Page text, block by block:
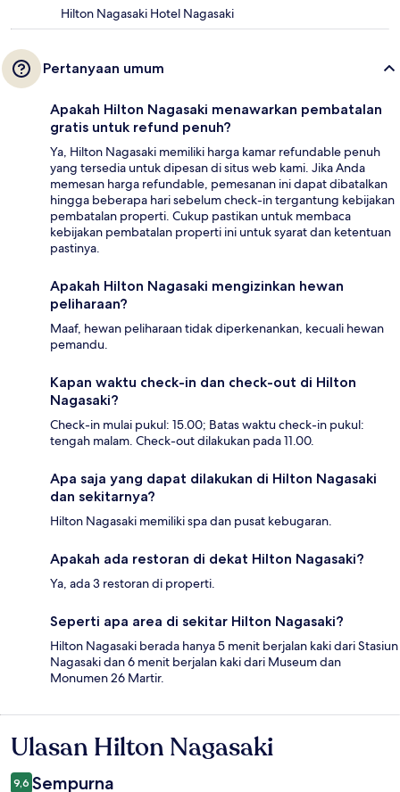
Hilton Nagasaki Hotel Nagasaki
Pertanyaan umum
Apakah Hilton Nagasaki menawarkan pembatalan
gratis untuk refund penuh?
Ya, Hilton Nagasaki memiliki harga kamar refundable penuh
yang tersedia untuk dipesan di situs web kami. Jika Anda
memesan harga refundable, pemesanan ini dapat dibatalkan
hingga beberapa hari sebelum check-in tergantung kebijakan
pembatalan properti. Cukup pastikan untuk membaca
kebijakan pembatalan properti ini untuk syarat dan ketentuan
pastinya.
Apakah Hilton Nagasaki mengizinkan hewan
peliharaan?
Maaf, hewan peliharaan tidak diperkenankan, kecuali hewan
pemandu.
Kapan waktu check-in dan check-out di Hilton
Nagasaki?
Check-in mulai pukul: 15.00; Batas waktu check-in pukul:
tengah malam. Check-out dilakukan pada 11.00.
Apa saja yang dapat dilakukan di Hilton Nagasaki
dan sekitarnya?
Hilton Nagasaki memiliki spa dan pusat kebugaran.
Apakah ada restoran di dekat Hilton Nagasaki?
Ya, ada 3 restoran di properti.
Seperti apa area di sekitar Hilton Nagasaki?
Hilton Nagasaki berada hanya 5 menit berjalan kaki dari Stasiun
Nagasaki dan 6 menit berjalan kaki dari Museum dan
Monumen 26 Martir.
Ulasan
Ulasan Hilton Nagasaki
9,6 Sempurna